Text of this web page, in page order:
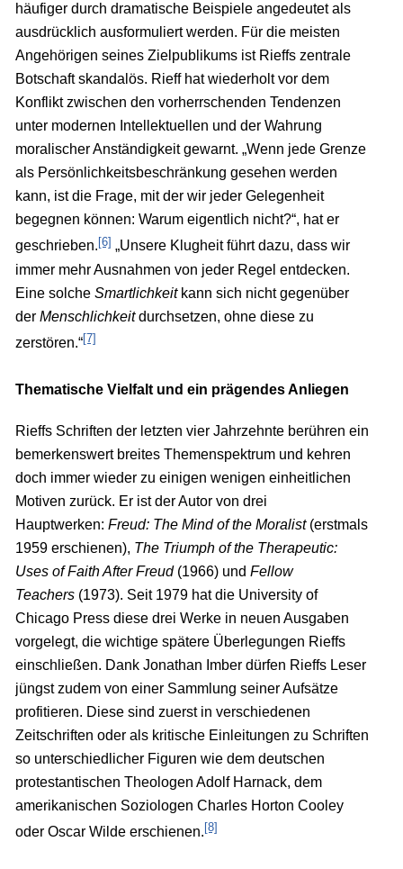
häufiger durch dramatische Beispiele angedeutet als
ausdrücklich ausformuliert werden. Für die meisten
Angehörigen seines Zielpublikums ist Rieffs zentrale
Botschaft skandalös. Rieff hat wiederholt vor dem
Konflikt zwischen den vorherrschenden Tendenzen
unter modernen Intellektuellen und der Wahrung
moralischer Anständigkeit gewarnt. „Wenn jede Grenze
als Persönlichkeitsbeschränkung gesehen werden
kann, ist die Frage, mit der wir jeder Gelegenheit
begegnen können: Warum eigentlich nicht?“, hat er
geschrieben.[6] „Unsere Klugheit führt dazu, dass wir
immer mehr Ausnahmen von jeder Regel entdecken.
Eine solche Smartlichkeit kann sich nicht gegenüber
der Menschlichkeitdurchsetzen, ohne diese zu
zerstören.“[7]
Thematische Vielfalt und ein prägendes Anliegen
Rieffs Schriften der letzten vier Jahrzehnte berühren ein
bemerkenswert breites Themenspektrum und kehren
doch immer wieder zu einigen wenigen einheitlichen
Motiven zurück. Er ist der Autor von drei
Hauptwerken: Freud: The Mind of the Moralist(erstmals
1959 erschienen), The Triumph of the Therapeutic:
Uses of Faith After Freud(1966) und Fellow
Teachers(1973). Seit 1979 hat die University of
Chicago Press diese drei Werke in neuen Ausgaben
vorgelegt, die wichtige spätere Überlegungen Rieffs
einschließen. Dank Jonathan Imber dürfen Rieffs Leser
jüngst zudem von einer Sammlung seiner Aufsätze
profitieren. Diese sind zuerst in verschiedenen
Zeitschriften oder als kritische Einleitungen zu Schriften
so unterschiedlicher Figuren wie dem deutschen
protestantischen Theologen Adolf Harnack, dem
amerikanischen Soziologen Charles Horton Cooley
oder Oscar Wilde erschienen.[8]